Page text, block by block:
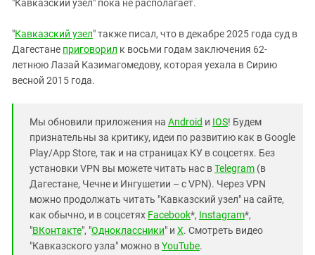
"Кавказский узел" пока не располагает.
"Кавказский узел" также писал, что в декабре 2025 года суд в
Дагестане приговорил к восьми годам заключения 62-
летнюю Лазай Казимагомедову, которая уехала в Сирию
весной 2015 года.
Мы обновили приложения на Android и IOS! Будем
признательны за критику, идеи по развитию как в Google
Play/App Store, так и на страницах КУ в соцсетях. Без
установки VPN вы можете читать нас вTelegram (в
Дагестане, Чечне и Ингушетии – с VPN). Через VPN
можно продолжать читать "Кавказский узел" на сайте,
как обычно, и в соцсетях Facebook*, Instagram*,
"ВКонтакте", "Одноклассники" и X. Смотреть видео
"Кавказского узла" можно вYouTube.